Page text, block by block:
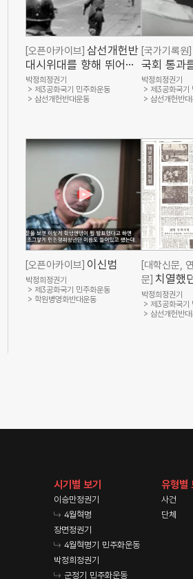
[오픈아카이브] 삼선개헌반
대시위대를 향해 뛰어가
는 전투경찰들(경향신문
사, 민주화운동기념사업
회)
박정희정권기
제3공화국기 민주화운동
삼선개헌반대운동
[국가기록원]
국회 통과
뉴우스>(
박정희정권기
제3공화국기
삼선개헌반대
[오픈아카이브] 이신범
박정희정권기
제3공화국기 민주화운동
학원병영화반대운동
[대학신문,
문] 치열했
대 학생운
대학 신문
1969.9.1./
박정희정권기
제3공화국기
삼선개헌반대
시기별 보기
이승만정권기
4월혁명
장면정권기
4월혁명기 민주화운동
박정희정권기
군정기 민주화운동
유형별
사건
단체